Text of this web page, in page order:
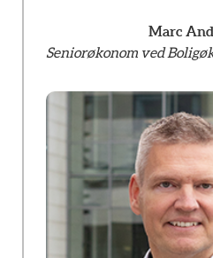
Marc
Seniorøkonom ved